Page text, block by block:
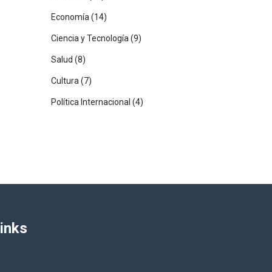
Economía (14)
Ciencia y Tecnología (9)
Salud (8)
Cultura (7)
Política Internacional (4)